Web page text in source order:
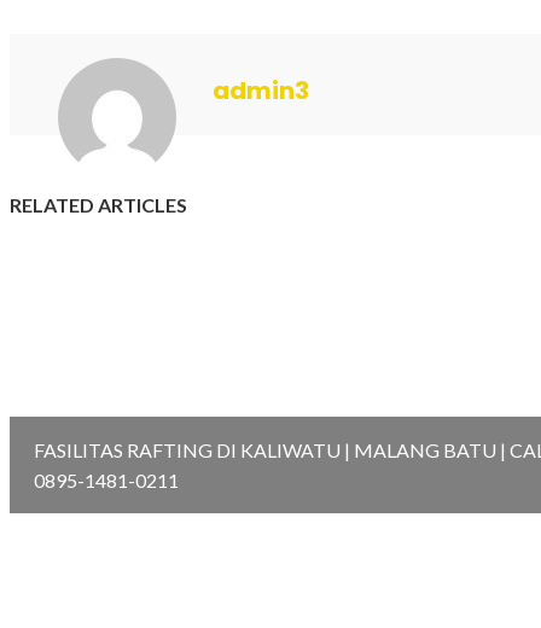
admin3
RELATED ARTICLES
FASILITAS RAFTING DI KALIWATU | MALANG BATU |
0895-1481-0211